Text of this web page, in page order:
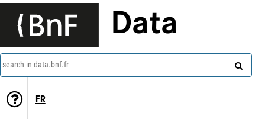
Data
search in data.bnf.fr
FR